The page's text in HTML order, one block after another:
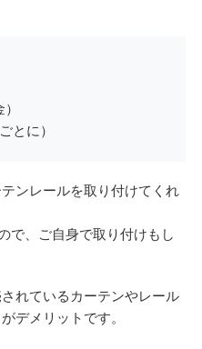
とに）
ンレールを取り付けてくれ
で、ご自身で取り付けもし
れているカーテンやレール
デメリットです。